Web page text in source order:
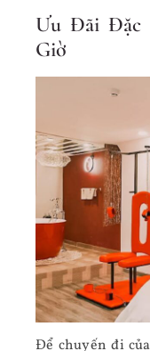
Ưu Đãi Đặc
Giờ
Để chuyến đi